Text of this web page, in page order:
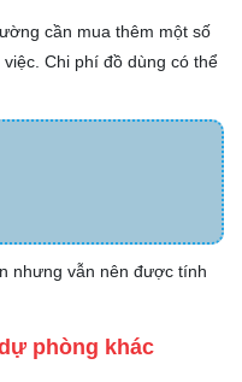
cần mua thêm một số
Chi phí đồ dùng có thể
nhưng vẫn nên được tính
phòng khác